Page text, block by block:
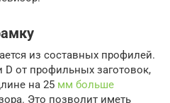
из составных профилей.
от профильных заготовок,
на 25 мм больше
Это позволит иметь